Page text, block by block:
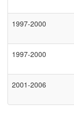
1997-2000
1997-2000
2001-2006